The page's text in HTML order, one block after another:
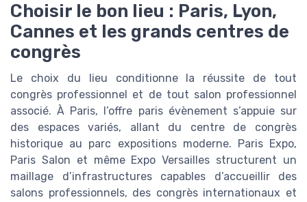
Choisir le bon lieu : Paris, Lyon,
Cannes et les grands centres de
congrès
Le choix du lieu conditionne la réussite de tout
congrès professionnel et de tout salon professionnel
associé. À Paris, l’offre paris évènement s’appuie sur
des espaces variés, allant du centre de congrès
historique au parc expositions moderne. Paris Expo,
Paris Salon et même Expo Versailles structurent un
maillage d’infrastructures capables d’accueillir des
salons professionnels, des congrès internationaux et